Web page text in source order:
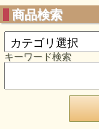
商品検索
キーワード検索